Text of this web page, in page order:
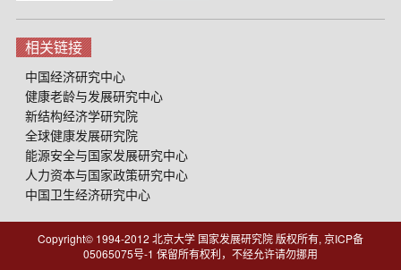
相关链接
中国经济研究中心
健康老龄与发展研究中心
新结构经济学研究院
全球健康发展研究院
能源安全与国家发展研究中心
人力资本与国家政策研究中心
中国卫生经济研究中心
Copyright© 1994-2012 北京大学 国家发展研究院 版权所有, 京ICP备
05065075号-1 保留所有权利，不经允许请勿挪用